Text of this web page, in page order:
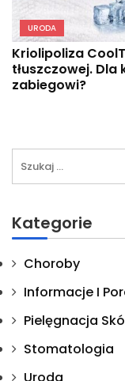
URODA
Kriolipoliza
tłuszczowej.
zabiegowi?
Kategorie
Choroby
Informacje I
Pielęgnacja
Stomatologia